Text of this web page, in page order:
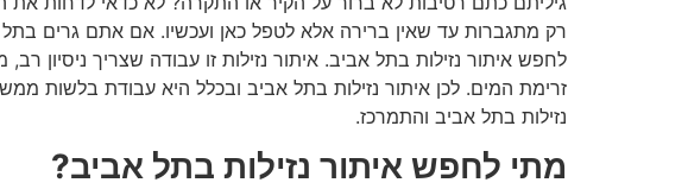
רק מתגברות עד שאין ברירה אלא לטפל כאן ועכשיו. אם אתם גרים
לחפש איתור נזילות בתל אביב. איתור נזילות זו עבודה שצריך ניסיון
נזילות בתל אביב והתמרכז.
מתי לחפש איתור נזילות בתל אביב?